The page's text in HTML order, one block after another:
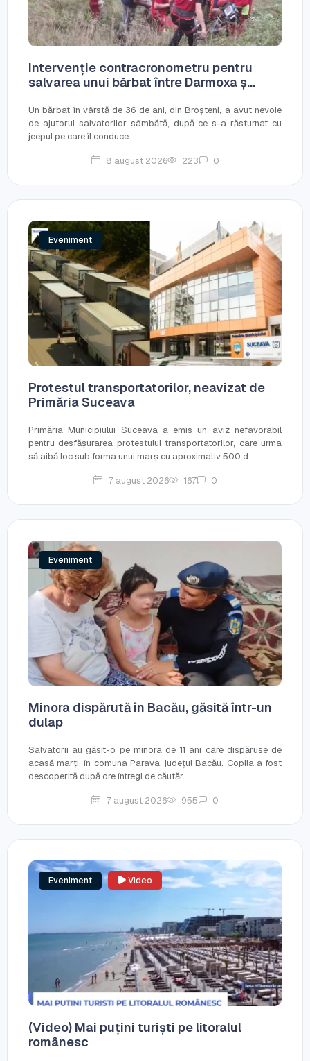
Intervenție contracronometru pentru
salvarea unui bărbat între Darmoxa ș...
Un bărbat în vârstă de 36 de ani, din Broșteni, a avut nevoie
de ajutorul salvatorilor sâmbătă, după ce s-a răsturnat cu
jeepul pe care îl conduce...
8 august 2026 223 0
Eveniment
Protestul transportatorilor, neavizat de
Primăria Suceava
Primăria Municipiului Suceava a emis un aviz nefavorabil
pentru desfășurarea protestului transportatorilor, care urma
să aibă loc sub forma unui marș cu aproximativ 500 d...
7 august 2026 167 0
Eveniment
Minora dispărută în Bacău, găsită într-un
dulap
Salvatorii au găsit-o pe minora de 11 ani care dispăruse de
acasă marți, în comuna Parava, județul Bacău. Copila a fost
descoperită după ore întregi de căutăr...
7 august 2026 955 0
Eveniment Video
(Video) Mai puțini turiști pe litoralul
românesc